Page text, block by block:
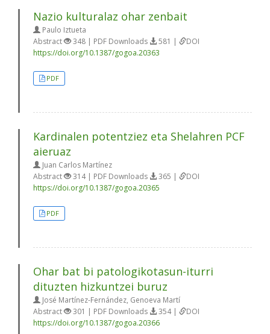
Nazio kulturalaz ohar zenbait
Paulo Iztueta
Abstract
348 | PDF Downloads 581 |
DOI
https://doi.org/10.1387/gogoa.20363
PDF
Kardinalen potentziez eta Shelahren PCF
aieruaz
Juan Carlos Martínez
Abstract
314 | PDF Downloads 365 |
DOI
https://doi.org/10.1387/gogoa.20365
PDF
Ohar bat bi patologikotasun-iturri
dituzten hizkuntzei buruz
José Martínez-Fernández, Genoeva Martí
Abstract
301 | PDF Downloads 354 |
DOI
https://doi.org/10.1387/gogoa.20366